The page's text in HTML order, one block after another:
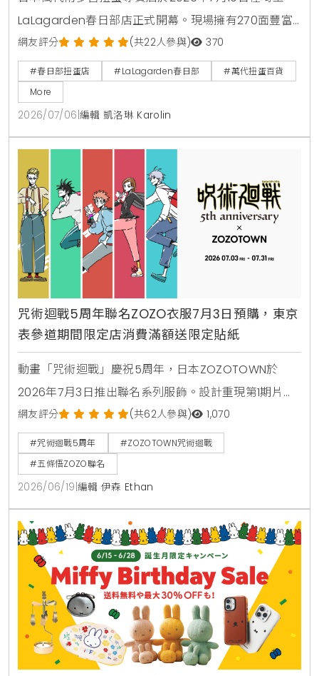
LaLagarden春日部店正式開幕。現場擁有270面豐富
機台，包含蠟筆小新壽司公仔、排球少年等最新萬代熱
門扭蛋商品。引進線上即時庫存查詢系統，並於開幕前
3天推出追蹤社群送棉質束口袋、回收空蛋殼換特製提
袋等好康活動，是東京自由行最新景點。
網友評分 (共22人參與) 370
#春日部扭蛋店 #LaLagarden春日部
#萬代扭蛋百貨
More
2026/07/06 編輯 凱洛琳 Karolin
咒術迴戰5周年聯名ZOZO衣服7月3日預購，東京
表參道期間限定店消費滿額送限定貼紙
動畫「咒術迴戰」慶祝5周年，日本ZOZOTOWN於
2026年7月3日推出聯名系列服飾。設計重現第1期片尾
曲的時髦街頭風格，推出連帽衫，T恤及側背包等22款
日常單品。東京表參道同步舉辦期間限定店，提供限定
貼紙滿額贈。
網友評分 (共62人參與) 1,070
#咒術迴戰5周年
#ZOZOTOWN咒術迴戰
#五條悟ZOZO聯名
2026/06/19 編輯 伊森 Ethan